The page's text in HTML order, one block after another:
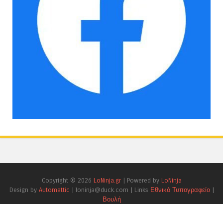
Copyright © 2026 LoNinja.gr| Powered by LoNinja
Design by Automattic | loninja@duck.com | Links Εθνικό Τυπογραφείο|
Βουλή